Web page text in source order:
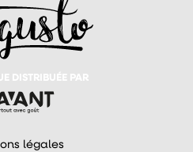
DISTRIBUÉE PAR
légales